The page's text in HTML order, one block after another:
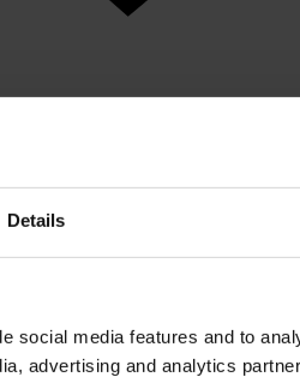
Details
social media features and to
advertising and analytics